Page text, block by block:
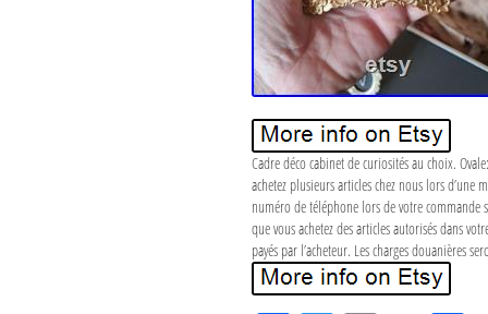
Cadre déco cabinet de curiosités au choix.
achetez plusieurs articles chez nous lors
numéro de téléphone lors de votre commande
que vous achetez des articles autorisés dans
payés par l’acheteur. Les charges douanières